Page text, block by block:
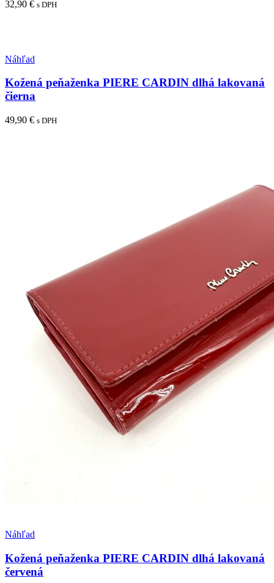
32,90 € s DPH
Náhľad
Kožená peňaženka PIERE CARDIN dlhá lakovaná
čierna
49,90 € s DPH
Náhľad
Kožená peňaženka PIERE CARDIN dlhá lakovaná
červená